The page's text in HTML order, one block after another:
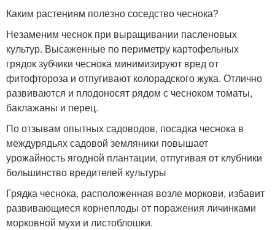
Каким растениям полезно соседство чеснока?
Незаменим чеснок при выращивании пасленовых
культур. Высаженные по периметру картофельных
грядок зубчики чеснока минимизируют вред от
фитофтороза и отпугивают колорадского жука. Отлично
развиваются и плодоносят рядом с чесноком томаты,
баклажаны и перец.
По отзывам опытных садоводов, посадка чеснока в
междурядьях садовой земляники повышает
урожайность ягодной плантации, отпугивая от клубники
большинство вредителей культуры
Грядка чеснока, расположенная возле моркови, избавит
развивающиеся корнеплоды от поражения личинками
морковной мухи и листоблошки.